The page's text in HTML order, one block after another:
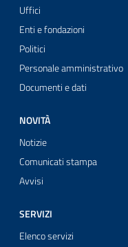
Uffici
Enti e fondazioni
Politici
Personale amministrativo
Documenti e dati
NOVITÀ
Notizie
Comunicati stampa
Avvisi
SERVIZI
Elenco servizi